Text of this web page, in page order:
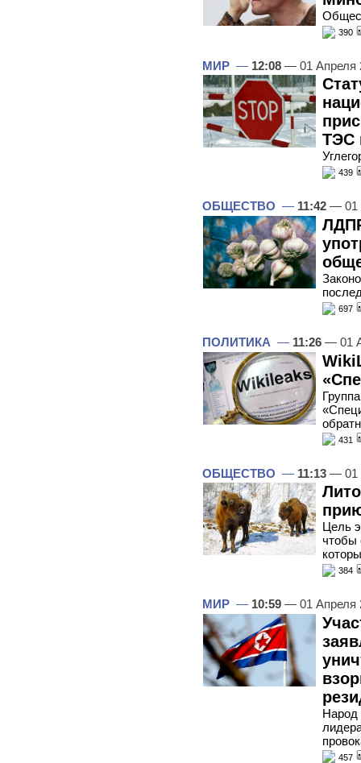
390
МИР — 12:08 — 01 Апреля
ТЭС
439
ОБЩЕСТВО — 11:42 — 01
697
ПОЛИТИКА — 11:26 — 01
431
ОБЩЕСТВО — 11:13 — 01
Цель
чтобы
384
МИР — 10:59 — 01 Апреля
Народ
457